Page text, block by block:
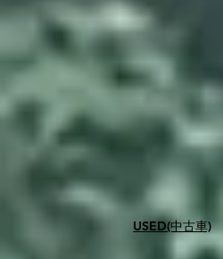
USED(中古車)